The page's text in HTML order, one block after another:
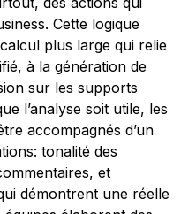
Cette logique
plus large qui relie
à la génération de
sur les supports
l’analyse soit utile, les
accompagnés d’un
tonalité des
et
démontrent une réelle